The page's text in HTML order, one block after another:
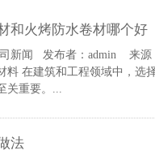
和火烤防水卷材哪个好
司新闻 发布者：admin 来源
在建筑和工程领域中，选
关重要。...
法